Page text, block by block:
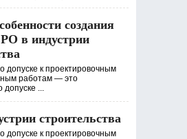
создания
в индустрии
допуске к проектировочным
работам — это
допуске ...
строительства
допуске к проектировочным